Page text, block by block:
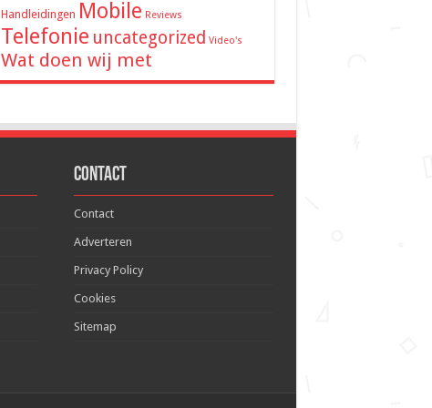
Handleidingen Mobile Reviews
Telefonie uncategorized Video's
Wat doen wij met
Contact
Contact
Adverteren
Privacy Policy
Cookies
Sitemap